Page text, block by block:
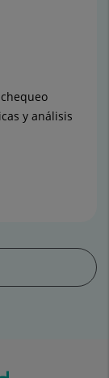
y análisis